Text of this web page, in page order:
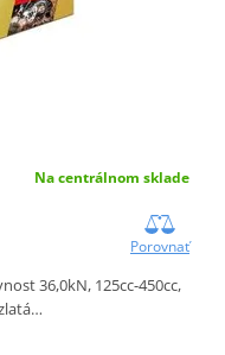
Na centrálnom sklade
Porovnať
36,0kN, 125cc-450cc,